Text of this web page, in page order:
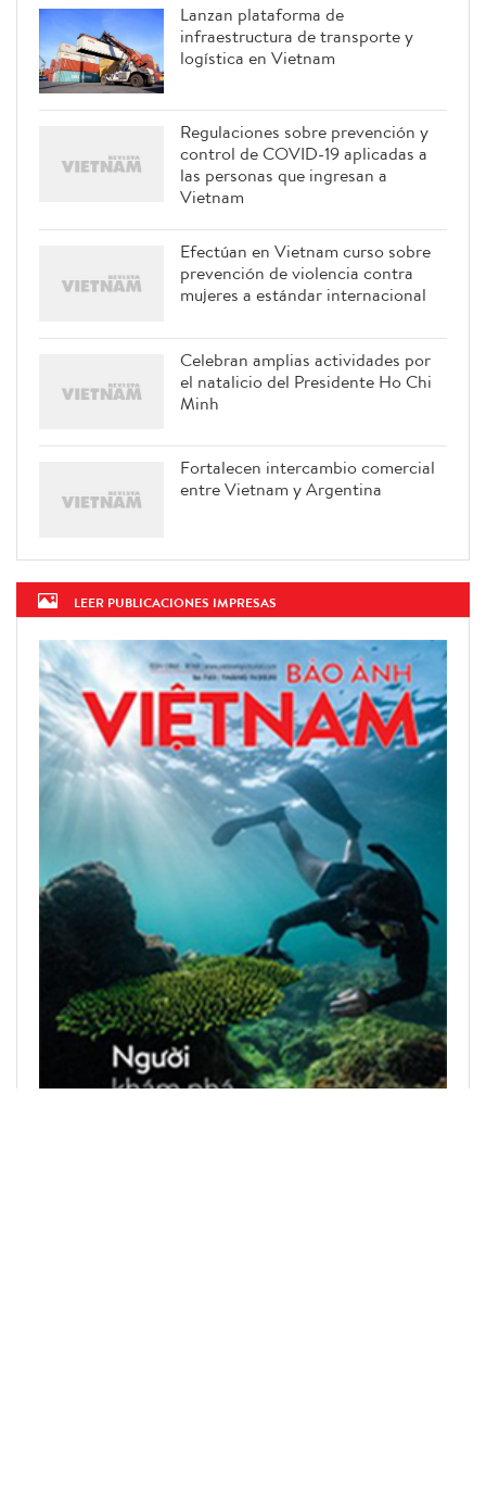
Lanzan plataforma de
infraestructura de transporte y
logística en Vietnam
Regulaciones sobre prevención y
control de COVID-19 aplicadas a
las personas que ingresan a
Vietnam
Efectúan en Vietnam curso sobre
prevención de violencia contra
mujeres a estándar internacional
Celebran amplias actividades por
el natalicio del Presidente Ho Chi
Minh
Fortalecen intercambio comercial
entre Vietnam y Argentina
LEER PUBLICACIONES IMPRESAS